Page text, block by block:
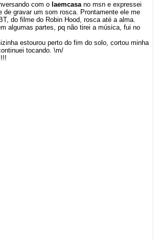
com o laemcasano msn e expressei
de gravar um som rosca. Prontamente ele me
do filme do Robin Hood, rosca até a alma.
algumas partes, pq não tirei a música, fui no
estourou perto do fim do solo, cortou minha
tocando. \m/